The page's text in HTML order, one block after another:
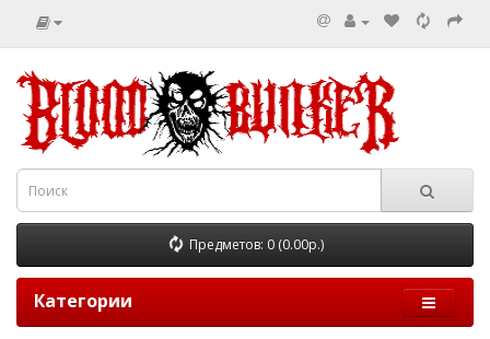
Предметов: 0 (0.00р.)
Категории